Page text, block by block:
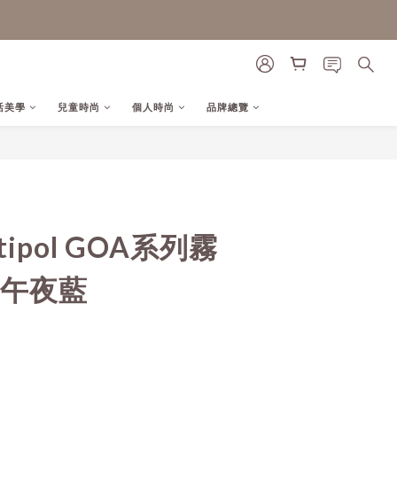
美學 兒童時尚 個人時尚 品牌總覽
GOA系列霧
夜藍